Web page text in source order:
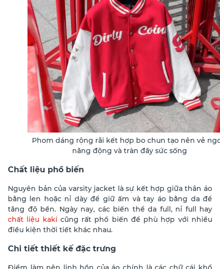
Phom dáng rộng rãi kết hợp bo chun tạo nên vẻ
năng động và tràn đầy sức sống
Chất liệu phổ biến
Nguyên bản của varsity jacket là sự kết hợp giữa thân áo
bằng len hoặc nỉ dày để giữ ấm và tay áo bằng da để
tăng độ bền. Ngày nay, các biến thể da full, nỉ full hay
chất liệu kaki cũng rất phổ biến để phù hợp với nhiều
điều kiện thời tiết khác nhau.
Chi tiết thiết kế đặc trưng